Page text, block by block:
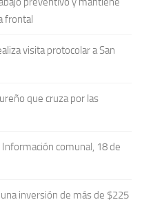
frontal
visita protocolar a San
que cruza por las
Información comunal, 18 de
inversión de más de $225